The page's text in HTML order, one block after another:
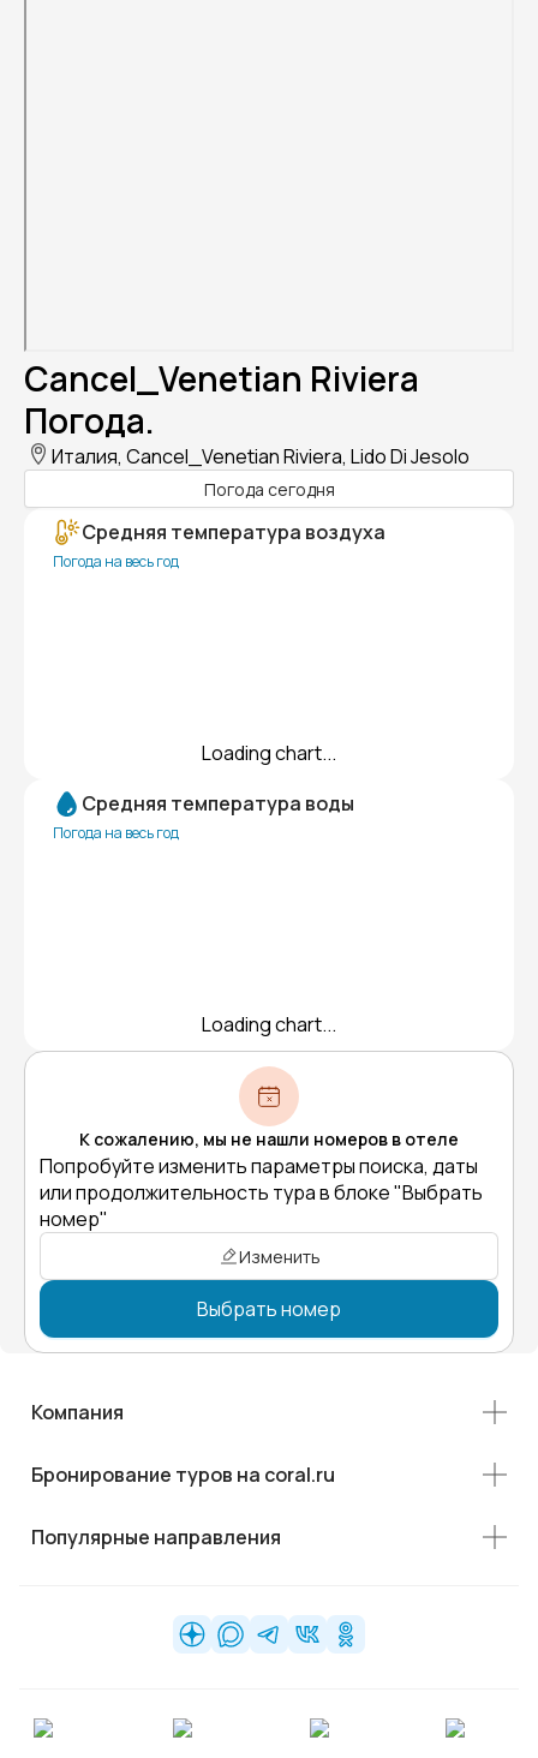
Cancel_Venetian Riviera
Погода.
Италия, Cancel_Venetian Riviera, Lido Di Jesolo
Погода сегодня
Средняя температура воздуха
Погода на весь год
Loading chart...
Средняя температура воды
Погода на весь год
Loading chart...
К сожалению, мы не нашли номеров в отеле
Попробуйте изменить параметры поиска, даты
или продолжительность тура в блоке "Выбрать
номер"
Изменить
Выбрать номер
Компания
Бронирование туров на coral.ru
Популярные направления